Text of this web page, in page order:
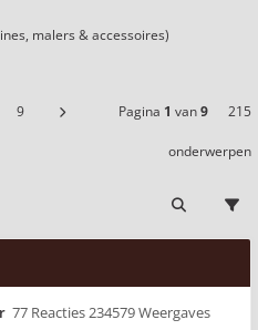
malers & accessoires)
9 Pagina 1 van9 215
onderwerpen
77 Reacties 234579 Weergaves